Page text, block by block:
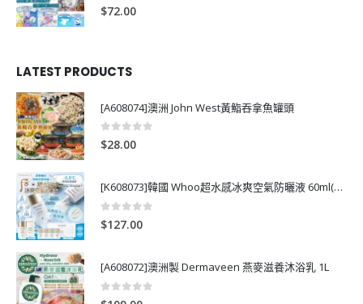
0
$72.00
LATEST PRODUCTS
[A608074]澳洲 John West黃鮨吞拿魚罐頭
0 out of 5
$28.00
[K608073]韓國 Whoo超水感冰爽空氣防曬液 60ml(送13ml*4支)
0 out of 5
$127.00
[A608072]澳洲製 Dermaveen 燕麥滋養沐浴乳 1L
0 out of 5